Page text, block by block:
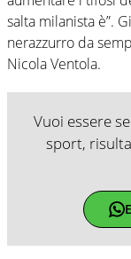
salta milanista è”.
nerazzurro da
Nicola Ventola.
Vuoi essere
sport,